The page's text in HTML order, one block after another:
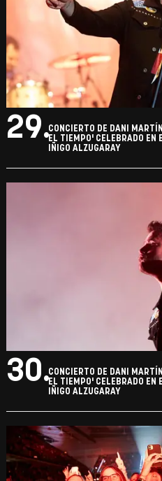
29.CONCIERTO DE DANI
EL TIEMPO' CELEBRADO EN
IÑIGO ALZUGARAY
30.CONCIERTO DE DANI
EL TIEMPO' CELEBRADO EN
IÑIGO ALZUGARAY